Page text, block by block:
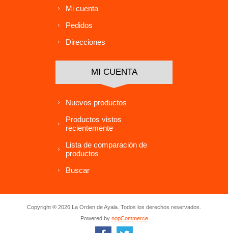
Mi cuenta
Pedidos
Direcciones
MI CUENTA
Nuevos productos
Productos vistos
recientemente
Lista de comparación de
productos
Buscar
Copyright ® 2026 La Orden de Ayala. Todos los derechos reservados.
Powered by nopCommerce